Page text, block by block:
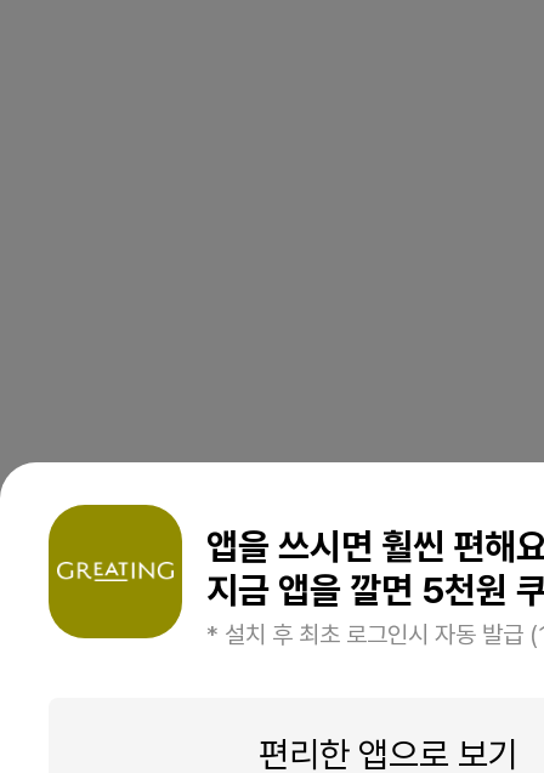
앱을 쓰시면 훨씬 편해
지금 앱을 깔면 5천원
* 설치 후 최초 로그인시 자동 발급
편리한 앱으로 보기